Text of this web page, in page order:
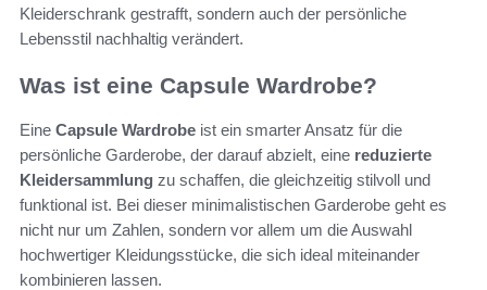
Kleiderschrank gestrafft, sondern auch der persönliche
Lebensstil nachhaltig verändert.
Was ist eine Capsule Wardrobe?
Eine Capsule Wardrobe ist ein smarter Ansatz für die
persönliche Garderobe, der darauf abzielt, eine reduzierte
Kleidersammlung zu schaffen, die gleichzeitig stilvoll und
funktional ist. Bei dieser minimalistischen Garderobe geht es
nicht nur um Zahlen, sondern vor allem um die Auswahl
hochwertiger Kleidungsstücke, die sich ideal miteinander
kombinieren lassen.